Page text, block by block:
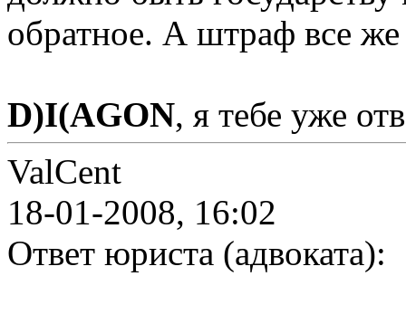
обратное. А штраф все же
D)I(AGON, я тебе уже
ValCent
18-01-2008, 16:02
Ответ юриста (адвоката):